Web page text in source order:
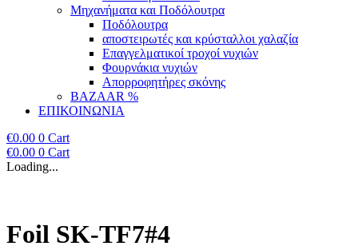
Μηχανήματα και Ποδόλουτρα
Ποδόλουτρα
αποστειρωτές και κρύσταλλοι χαλαζία
Επαγγελματικοί τροχοί νυχιών
Φουρνάκια νυχιών
Απορροφητήρες σκόνης
BAZAAR %
ΕΠΙΚΟΙΝΩΝΙΑ
€0.00 0 Cart
€0.00 0 Cart
Loading...
Foil SK-TF7#4